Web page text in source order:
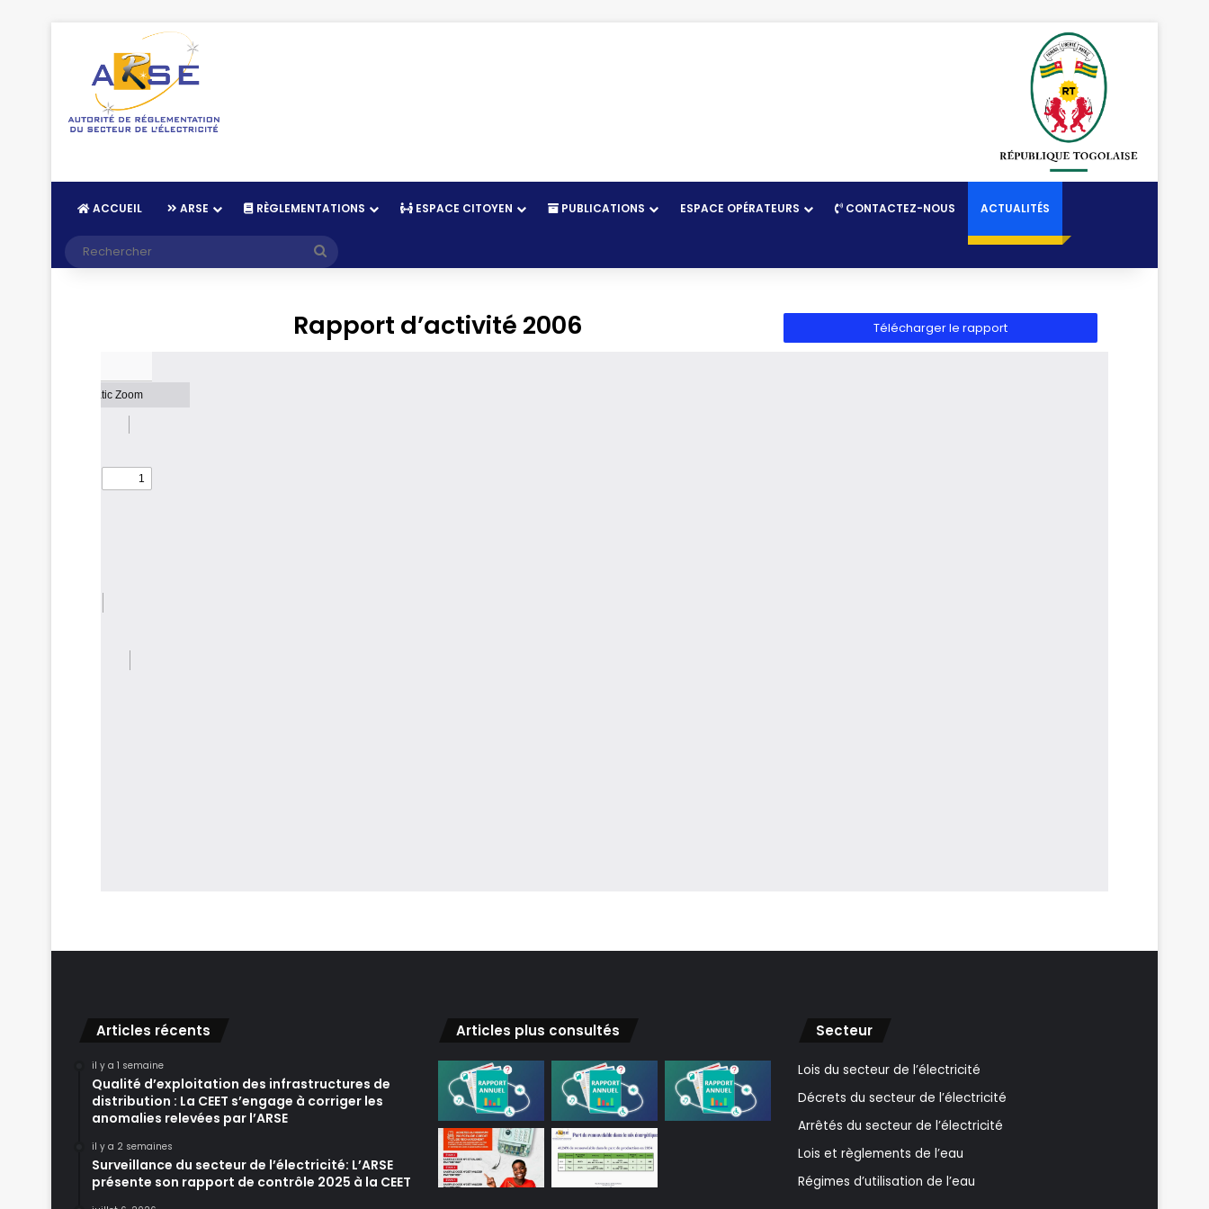
ACCUEIL ARSE RÈGLEMENTATIONS ESPACE CITOYEN PUBLICATIONS ESPACE OPÉRATEURS CONTACTEZ-NOUS ACTUALITÉS
Rapport d’activité 2006 Télécharger le rapport
Articles récents
il y a 1 semaine
Qualité d’exploitation des infrastructures de
distribution : La CEET s’engage à corriger les
anomalies relevées par l’ARSE
il y a 2 semaines
Surveillance du secteur de l’électricité: L’ARSE
présente son rapport de contrôle 2025 à la CEET
Articles plus consultés Secteur
Lois du secteur de l’électricité
Décrets du secteur de l’électricité
Arrêtés du secteur de l’électricité
Lois et règlements de l’eau
Régimes d’utilisation de l’eau